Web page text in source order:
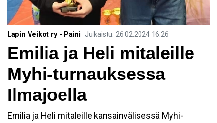
Lapin Veikot ry - Paini Julkaistu: 26.02.2024 16.26
Emilia ja Heli mitaleille
Myhi-turnauksessa
Ilmajoella
Emilia ja Heli mitaleille kansainvälisessä Myhi-